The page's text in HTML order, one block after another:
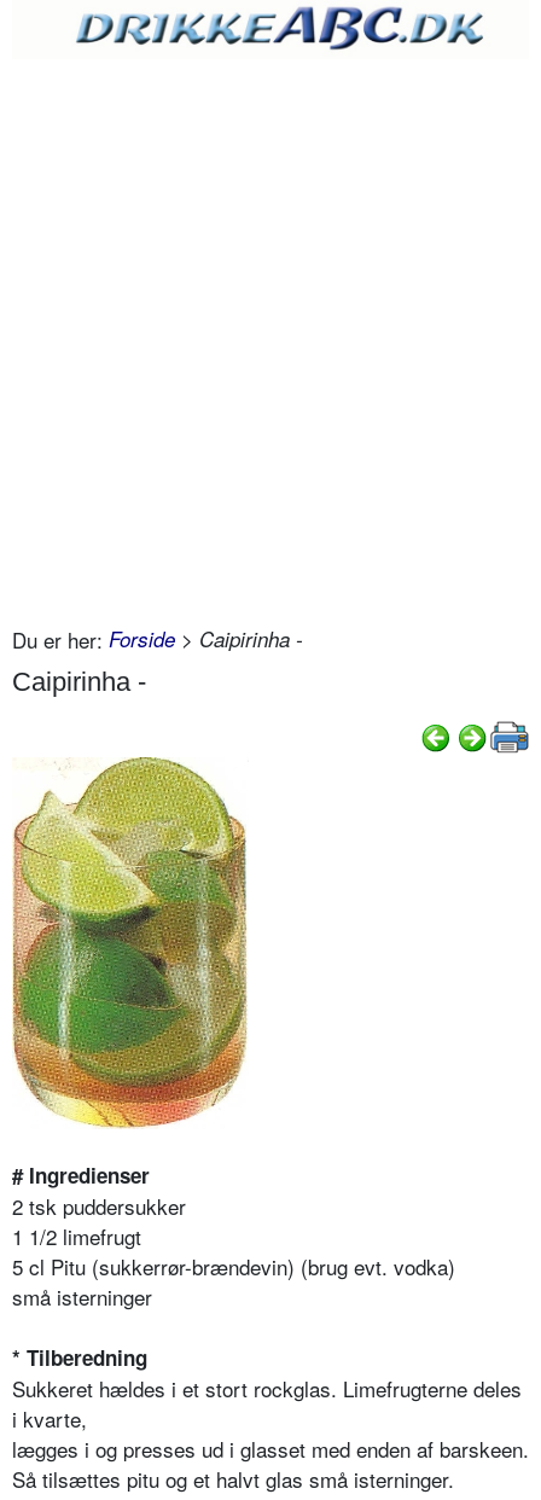
Du er her: Forside > Caipirinha -
Caipirinha -
# Ingredienser
2 tsk puddersukker
1 1/2 limefrugt
5 cl Pitu (sukkerrør-brændevin) (brug evt. vodka)
små isterninger
* Tilberedning
Sukkeret hældes i et stort rockglas. Limefrugterne deles
i kvarte,
lægges i og presses ud i glasset med enden af barskeen.
Så tilsættes pitu og et halvt glas små isterninger.